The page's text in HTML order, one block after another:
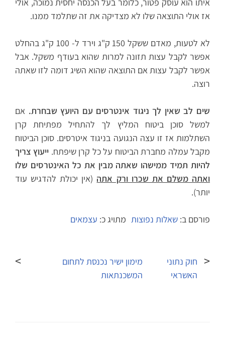
אז אולי התוצאה שלו לא מצדיקה את זה שתלמד ממנו.
לא לטעות, מאדם ששקל 150 ק"ג וירד ל- 100 ק"ג בהחלט
אפשר לקבל עצות תזונה למרות שהוא בעודף משקל. אבל
אפשר לקבל עצות אם התוצאה שהוא השיג דומה לזו שאתה
רוצה.
שים לב שאין לך ניגוד אינטרסים עם היועץ שבחרת. אם
למשל סוכן ביטוח המליץ לך להתחיל מפתיחת קרן
השתלמות אז זו עצה הנגועה בניגוד איטרסים. סוכן הביטוח
מקבל עמלה מחברת הביטוח על כל קרן שיפתח. ייעוץ צריך
להיות תמיד ממישהו שאתה מבין את כל האינטרסים שלו
ואתה משלם את שכרו ורק אתה (אין יכולת להדגיש עוד
יותר).
פורסם ב: שאלות נפוצות מתויג כ: עצמאים
חוק נתוני
האשראי
מימון ישיר נכנסת לתחום
המשכנתאות